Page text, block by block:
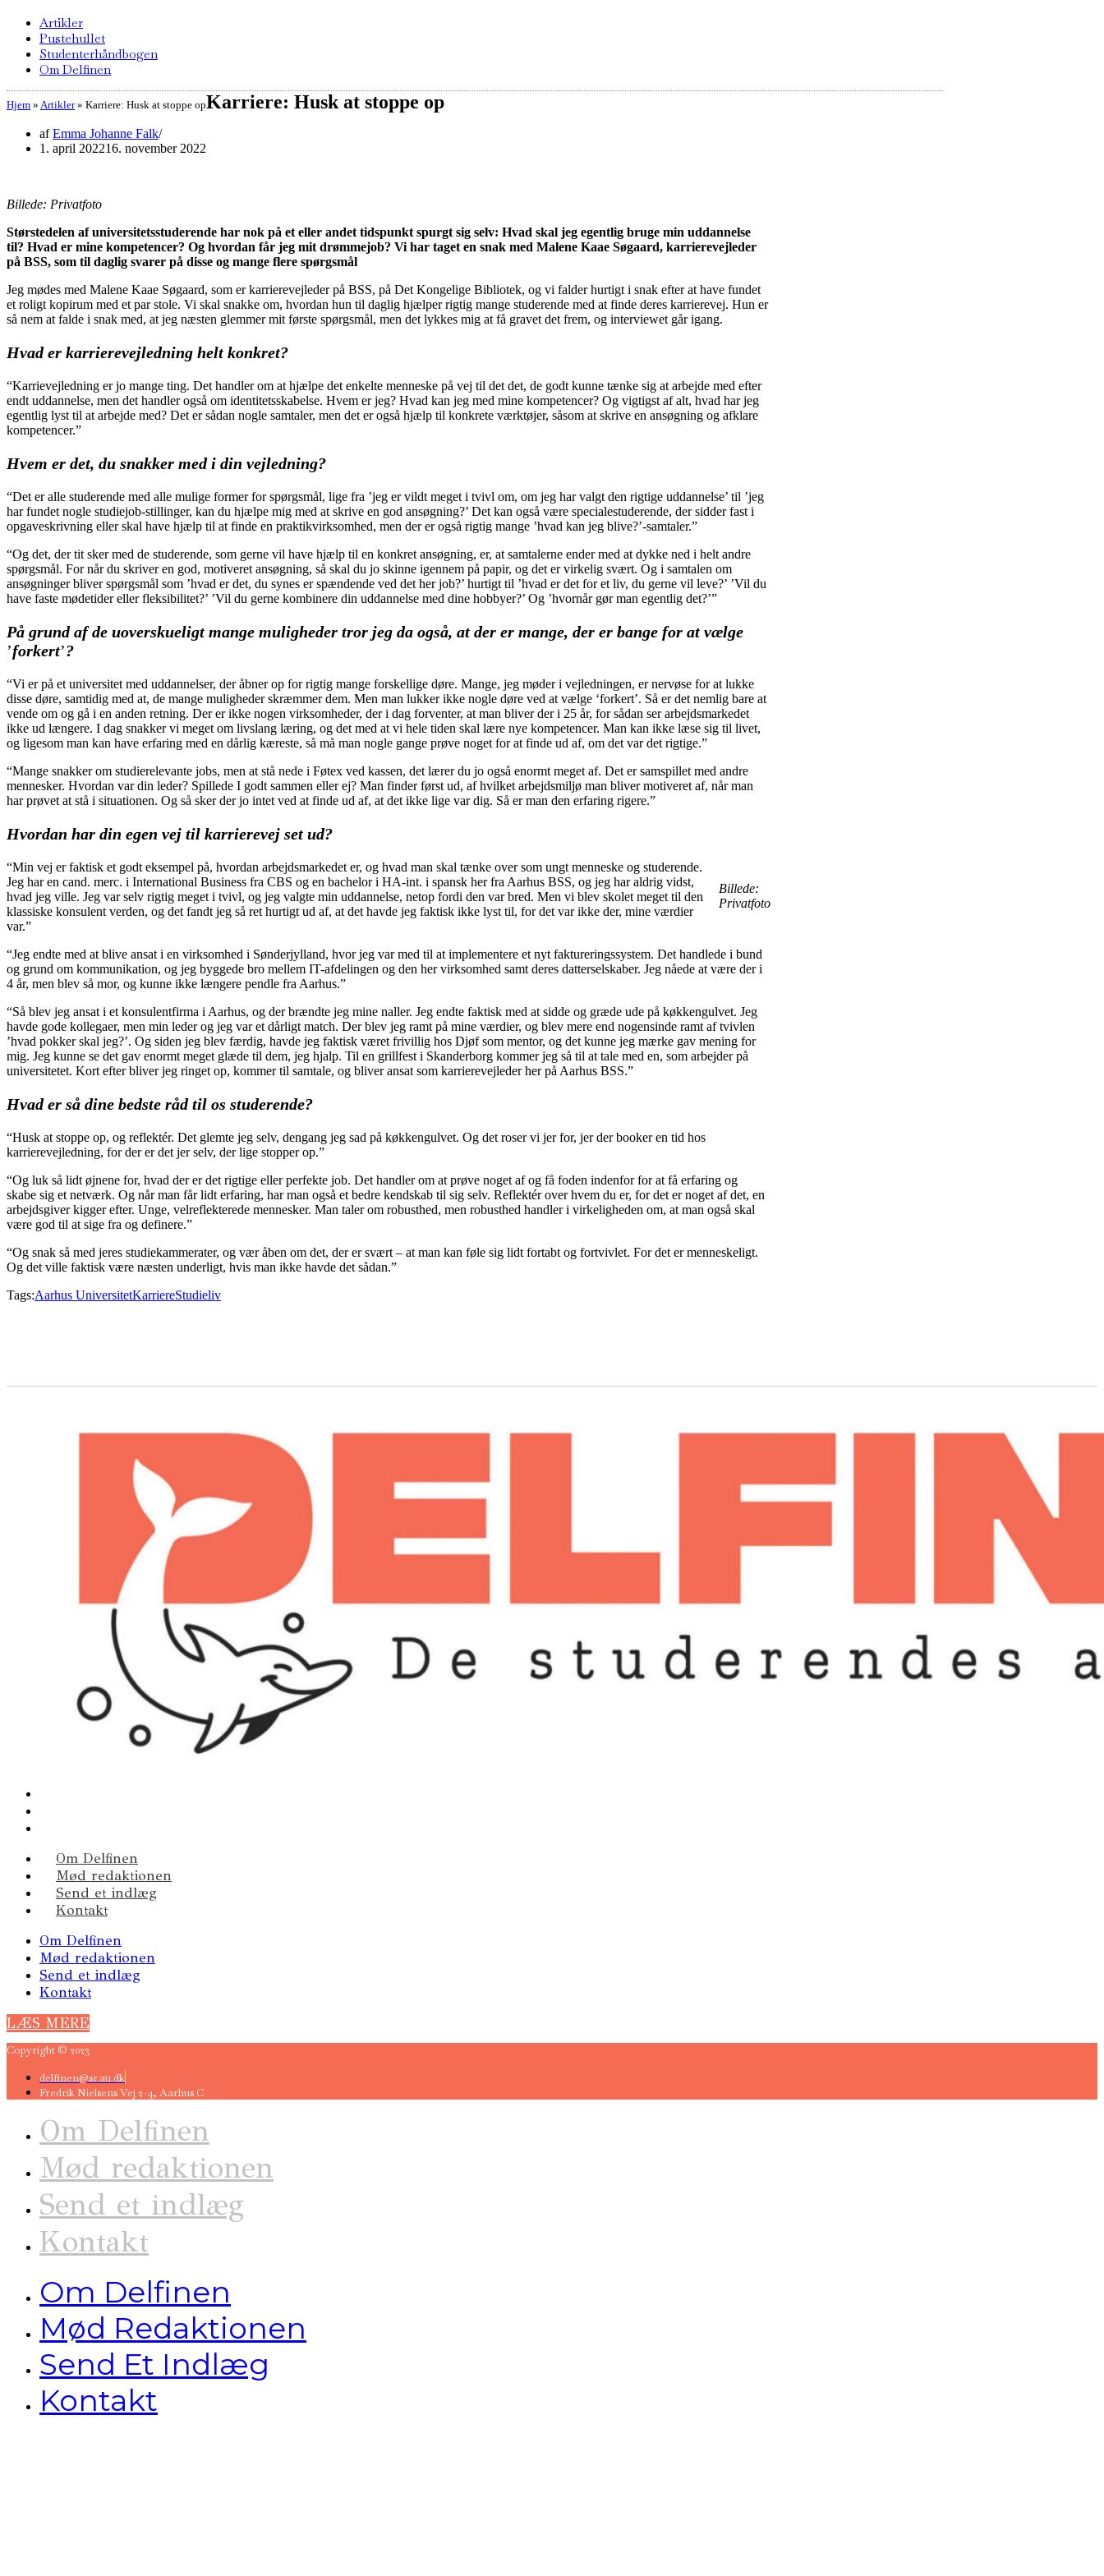
Artikler
Pustehullet
Studenterhåndbogen
Om Delfinen
Hjem » Artikler» Karriere: Husk at stoppe opKarriere: Husk at stoppe op
afEmma Johanne Falk
1. april 202216. november 2022
Billede: Privatfoto
Størstedelen af universitetsstuderende har nok på et eller andet tidspunkt spurgt sig selv: Hvad skal jeg egentlig bruge min uddannelse
til? Hvad er mine kompetencer? Og hvordan får jeg mit drømmejob? Vi har taget en snak med Malene Kaae Søgaard, karrierevejleder
på BSS, som til daglig svarer på disse og mange flere spørgsmål
Jeg mødes med Malene Kaae Søgaard, som er karrierevejleder på BSS, på Det Kongelige Bibliotek, og vi falder hurtigt i snak efter at have fundet
et roligt kopirum med et par stole. Vi skal snakke om, hvordan hun til daglig hjælper rigtig mange studerende med at finde deres karrierevej. Hun er
så nem at falde i snak med, at jeg næsten glemmer mit første spørgsmål, men det lykkes mig at få gravet det frem, og interviewet går igang.
Hvad er karrierevejledning helt konkret?
“Karrievejledning er jo mange ting. Det handler om at hjælpe det enkelte menneske på vej til det det, de godt kunne tænke sig at arbejde med efter
endt uddannelse, men det handler også om identitetsskabelse. Hvem er jeg? Hvad kan jeg med mine kompetencer? Og vigtigst af alt, hvad har jeg
egentlig lyst til at arbejde med? Det er sådan nogle samtaler, men det er også hjælp til konkrete værktøjer, såsom at skrive en ansøgning og afklare
kompetencer.”
Hvem er det, du snakker med i din vejledning?
“Det er alle studerende med alle mulige former for spørgsmål, lige fra ’jeg er vildt meget i tvivl om, om jeg har valgt den rigtige uddannelse’ til ’jeg
har fundet nogle studiejob-stillinger, kan du hjælpe mig med at skrive en god ansøgning?’ Det kan også være specialestuderende, der sidder fast i
opgaveskrivning eller skal have hjælp til at finde en praktikvirksomhed, men der er også rigtig mange ’hvad kan jeg blive?’-samtaler.”
“Og det, der tit sker med de studerende, som gerne vil have hjælp til en konkret ansøgning, er, at samtalerne ender med at dykke ned i helt andre
spørgsmål. For når du skriver en god, motiveret ansøgning, så skal du jo skinne igennem på papir, og det er virkelig svært. Og i samtalen om
ansøgninger bliver spørgsmål som ’hvad er det, du synes er spændende ved det her job?’ hurtigt til ’hvad er det for et liv, du gerne vil leve?’ ’Vil du
have faste mødetider eller fleksibilitet?’ ’Vil du gerne kombinere din uddannelse med dine hobbyer?’ Og ’hvornår gør man egentlig det?’”
På grund af de uoverskueligt mange muligheder tror jeg da også, at der er mange, der er bange for at vælge
’forkert’?
“Vi er på et universitet med uddannelser, der åbner op for rigtig mange forskellige døre. Mange, jeg møder i vejledningen, er nervøse for at lukke
disse døre, samtidig med at, de mange muligheder skræmmer dem. Men man lukker ikke nogle døre ved at vælge ‘forkert’. Så er det nemlig bare at
vende om og gå i en anden retning. Der er ikke nogen virksomheder, der i dag forventer, at man bliver der i 25 år, for sådan ser arbejdsmarkedet
ikke ud længere. I dag snakker vi meget om livslang læring, og det med at vi hele tiden skal lære nye kompetencer. Man kan ikke læse sig til livet,
og ligesom man kan have erfaring med en dårlig kæreste, så må man nogle gange prøve noget for at finde ud af, om det var det rigtige.”
“Mange snakker om studierelevante jobs, men at stå nede i Føtex ved kassen, det lærer du jo også enormt meget af. Det er samspillet med andre
mennesker. Hvordan var din leder? Spillede I godt sammen eller ej? Man finder først ud, af hvilket arbejdsmiljø man bliver motiveret af, når man
har prøvet at stå i situationen. Og så sker der jo intet ved at finde ud af, at det ikke lige var dig. Så er man den erfaring rigere.”
Hvordan har din egen vej til karrierevej set ud?
Billede:
Privatfoto
“Min vej er faktisk et godt eksempel på, hvordan arbejdsmarkedet er, og hvad man skal tænke over som ungt menneske og studerende.
Jeg har en cand. merc. i International Business fra CBS og en bachelor i HA-int. i spansk her fra Aarhus BSS, og jeg har aldrig vidst,
hvad jeg ville. Jeg var selv rigtig meget i tvivl, og jeg valgte min uddannelse, netop fordi den var bred. Men vi blev skolet meget til den
klassiske konsulent verden, og det fandt jeg så ret hurtigt ud af, at det havde jeg faktisk ikke lyst til, for det var ikke der, mine værdier
var.”
“Jeg endte med at blive ansat i en virksomhed i Sønderjylland, hvor jeg var med til at implementere et nyt faktureringssystem. Det handlede i bund
og grund om kommunikation, og jeg byggede bro mellem IT-afdelingen og den her virksomhed samt deres datterselskaber. Jeg nåede at være der i
4 år, men blev så mor, og kunne ikke længere pendle fra Aarhus.”
“Så blev jeg ansat i et konsulentfirma i Aarhus, og der brændte jeg mine naller. Jeg endte faktisk med at sidde og græde ude på køkkengulvet. Jeg
havde gode kollegaer, men min leder og jeg var et dårligt match. Der blev jeg ramt på mine værdier, og blev mere end nogensinde ramt af tvivlen
’hvad pokker skal jeg?’. Og siden jeg blev færdig, havde jeg faktisk været frivillig hos Djøf som mentor, og det kunne jeg mærke gav mening for
mig. Jeg kunne se det gav enormt meget glæde til dem, jeg hjalp. Til en grillfest i Skanderborg kommer jeg så til at tale med en, som arbejder på
universitetet. Kort efter bliver jeg ringet op, kommer til samtale, og bliver ansat som karrierevejleder her på Aarhus BSS.”
Hvad er så dine bedste råd til os studerende?
“Husk at stoppe op, og reflektér. Det glemte jeg selv, dengang jeg sad på køkkengulvet. Og det roser vi jer for, jer der booker en tid hos
karrierevejledning, for der er det jer selv, der lige stopper op.”
“Og luk så lidt øjnene for, hvad der er det rigtige eller perfekte job. Det handler om at prøve noget af og få foden indenfor for at få erfaring og
skabe sig et netværk. Og når man får lidt erfaring, har man også et bedre kendskab til sig selv. Reflektér over hvem du er, for det er noget af det, en
arbejdsgiver kigger efter. Unge, velreflekterede mennesker. Man taler om robusthed, men robusthed handler i virkeligheden om, at man også skal
være god til at sige fra og definere.”
“Og snak så med jeres studiekammerater, og vær åben om det, der er svært – at man kan føle sig lidt fortabt og fortvivlet. For det er menneskeligt.
Og det ville faktisk være næsten underligt, hvis man ikke havde det sådan.”
Tags:Aarhus UniversitetKarriereStudieliv
Om Delfinen
Mød redaktionen
Send et indlæg
Kontakt
Om Delfinen
Mød redaktionen
Send et indlæg
Kontakt
LÆS MERE
Copyright © 2023
delfinen@sr.au.dk
Fredrik Nielsens Vej 2-4, Aarhus C
Om Delfinen
Mød redaktionen
Send et indlæg
Kontakt
Om Delfinen
Mød Redaktionen
Send Et Indlæg
Kontakt